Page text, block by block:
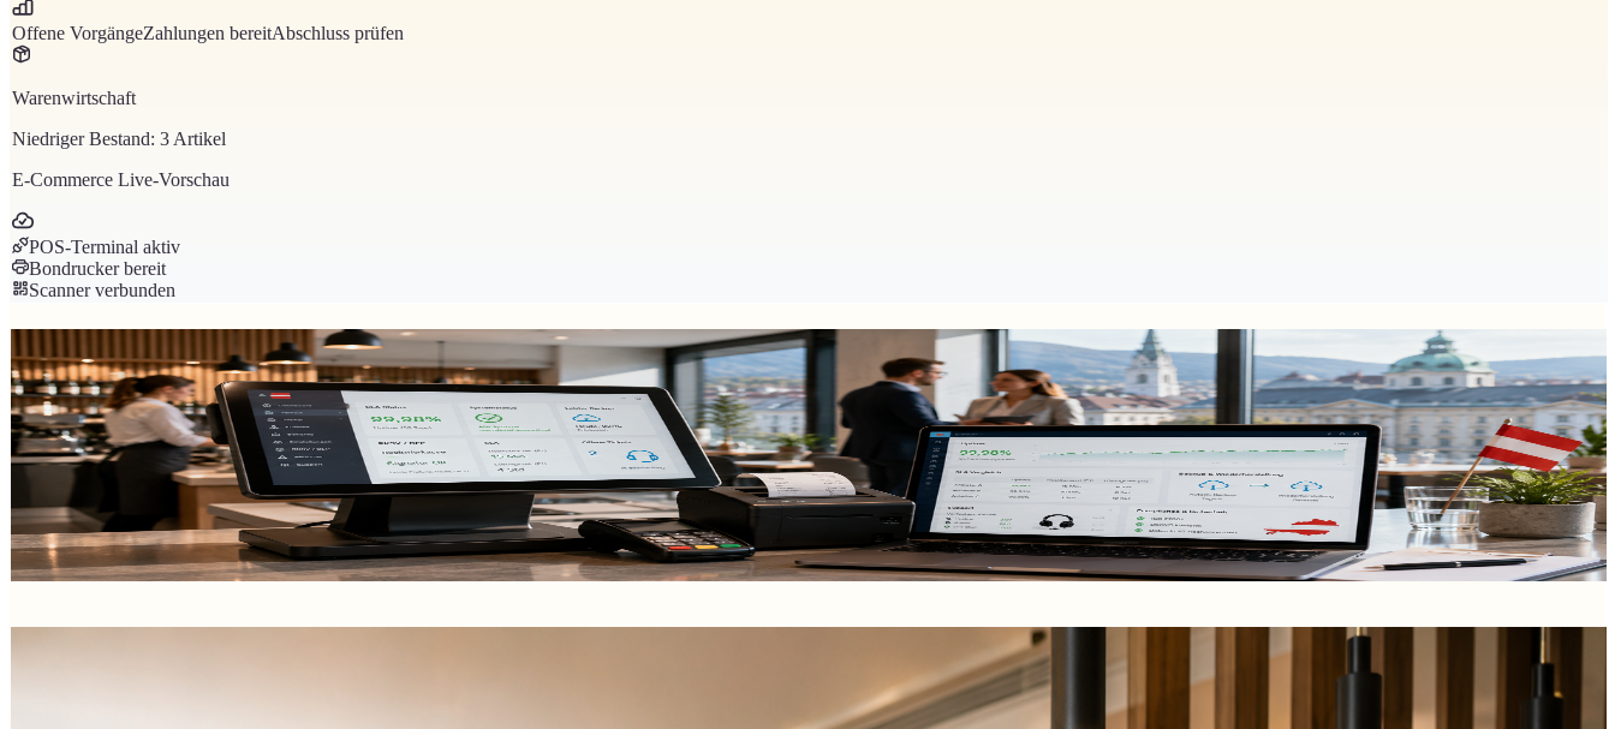
Offene VorgängeZahlungen bereitAbschluss prüfen
Warenwirtschaft
Niedriger Bestand: 3 Artikel
E-Commerce Live-Vorschau
POS-Terminal aktiv
Bondrucker bereit
Scanner verbunden
Neu im Blog
Unser aktuellster Beitrag – frisch aus der Redaktion.
45 Ergebnisse
Bahram Davoodi · Samstag, 1. August 2026
Cloud‑POS: SLA, Uptime und Support für Unternehmen in Österreich vergleichen
Praktischer, technischer Leitfaden für österreichische Entscheider: SLA, Uptime und Support bei Cloud‑POS vergleichen – mit Blick auf RKSV, DEP und Wiederherstellungsprozesse.